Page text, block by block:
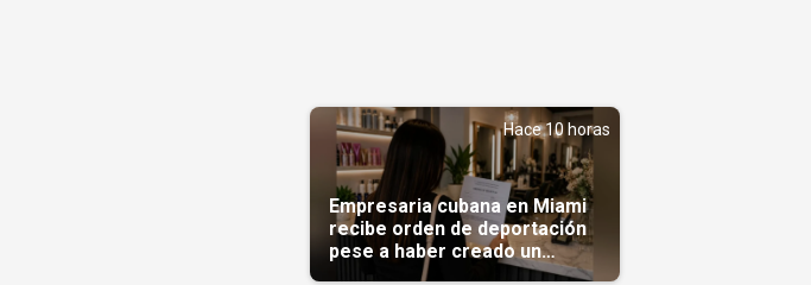
Hace 10 horas
Empresaria cubana en Miami
recibe orden de deportación
pese a haber creado un